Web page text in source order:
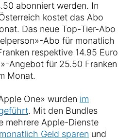
abonniert werden. In
kostet das Abo
Das neue Top-Tier-Abo
Abo für monatlich
respektive 14.95 Euro
Angebot für 25.50 Franken
Monat.
One» wurden im
. Mit den Bundles
mehrere Apple-Dienste
monatlich Geld sparen und